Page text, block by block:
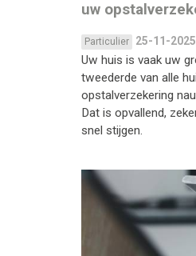
uw
Particulier 25-11-2025
Uw huis is vaak uw
tweederde van alle
opstalverzekering
Dat is opvallend,
snel stijgen.